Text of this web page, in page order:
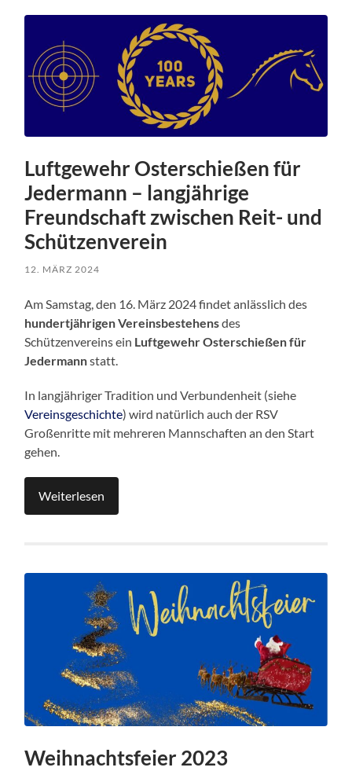
Luftgewehr Osterschießen für
Jedermann – langjährige
Freundschaft zwischen Reit- und
Schützenverein
12. MÄRZ 2024
Am Samstag, den 16. März 2024 findet anlässlich des
hundertjährigen Vereinsbestehensdes
Schützenvereins ein Luftgewehr Osterschießen für
Jedermannstatt.
In langjähriger Tradition und Verbundenheit (siehe
Vereinsgeschichte) wird natürlich auch der RSV
Großenritte mit mehreren Mannschaften an den Start
gehen.
Weiterlesen
Weihnachtsfeier 2023